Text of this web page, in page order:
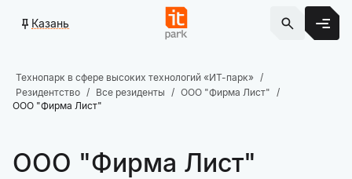
Казань
Технопарк в сфере высоких технологий «ИТ-парк»
Резидентство
Все резиденты
ООО "Фирма Лист"
ООО "Фирма Лист"
ООО "Фирма Лист"